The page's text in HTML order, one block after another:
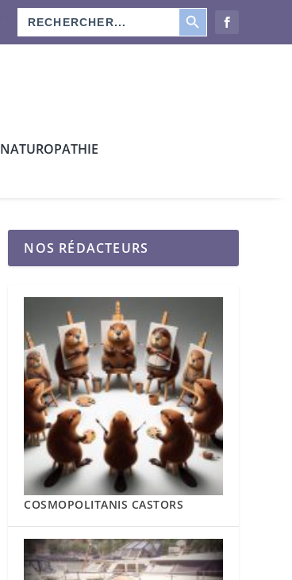
Search
for:
SEARCH BUTTON
NATUROPATHIE
NOS RÉDACTEURS
COSMOPOLITANIS CASTORS